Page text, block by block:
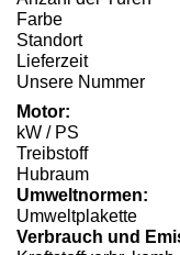
Farbe
Standort
Lieferzeit
Unsere Nummer
Motor:
kW / PS
Treibstoff
Hubraum
Umweltnormen:
Umweltplakette
Verbrauch und